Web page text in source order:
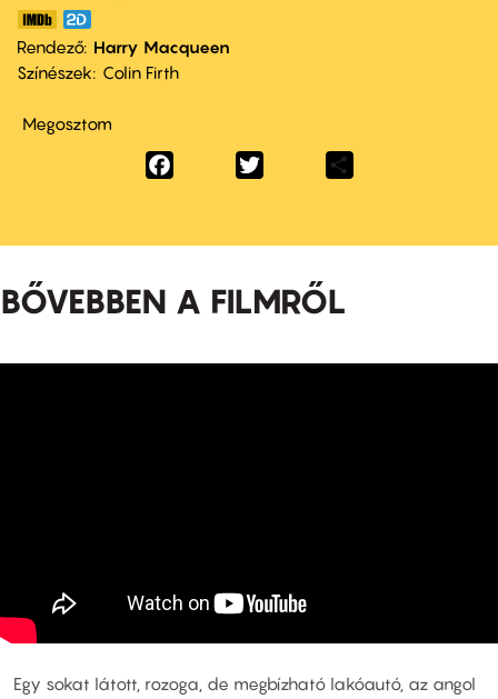
Rendező Harry Macqueen
Színészek
Colin Firth
Megosztom
Facebook
BŐVEBBEN A FILMRŐL
Egy sokat látott, rozoga, de megbízható lakóautó, az angol